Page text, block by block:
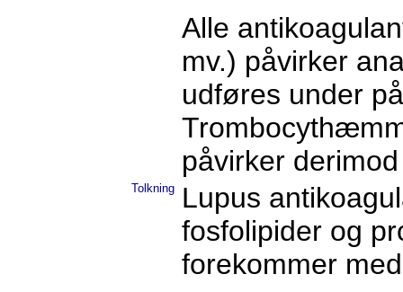
Alle
mv.) påvirker
udføres under
påvirker
Tolkning
Lupus
fosfolipider og
forekommer